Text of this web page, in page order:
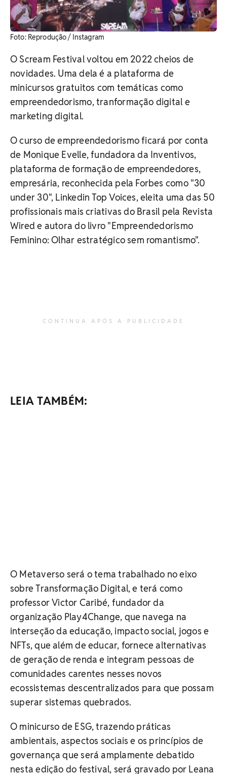
Foto: Reprodução / Instagram
O Scream Festival voltou em 2022 cheios de
novidades. Uma dela é a plataforma de
minicursos gratuitos com temáticas como
empreendedorismo, tranformação digital e
marketing digital.
O curso de empreendedorismo ficará por conta
de Monique Evelle, fundadora da Inventivos,
plataforma de formação de empreendedores,
empresária, reconhecida pela Forbes como "30
under 30", Linkedin Top Voices, eleita uma das 50
profissionais mais criativas do Brasil pela Revista
Wired e autora do livro "Empreendedorismo
Feminino: Olhar estratégico sem romantismo".
CONTINUA APÓS A PUBLICIDADE
LEIA TAMBÉM:
O Metaverso será o tema trabalhado no eixo
sobre Transformação Digital, e terá como
professor Victor Caribé, fundador da
organização Play4Change, que navega na
interseção da educação, impacto social, jogos e
NFTs, que além de educar, fornece alternativas
de geração de renda e integram pessoas de
comunidades carentes nesses novos
ecossistemas descentralizados para que possam
superar sistemas quebrados.
O minicurso de ESG, trazendo práticas
ambientais, aspectos sociais e os princípios de
governança que será amplamente debatido
nesta edição do festival, será gravado por Leana